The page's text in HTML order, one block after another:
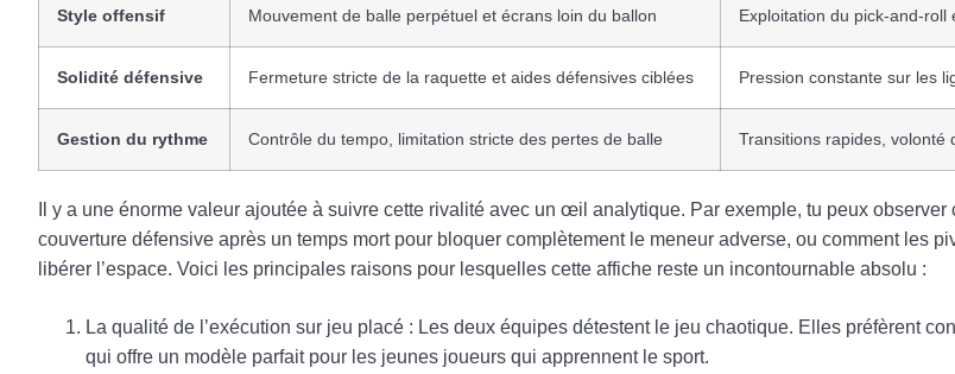
Style offensif Mouvement de balle perpétuel et écrans loin du ballon Exploitation du pick-and-
Solidité défensive Fermeture stricte de la raquette et aides défensives ciblées Pression constante sur les
Gestion du rythme Contrôle du tempo, limitation stricte des pertes de balle Transitions rapides, volonté
Il y a une énorme valeur ajoutée à suivre cette rivalité avec un œil analytique. Par exemple, tu peux
couverture défensive après un temps mort pour bloquer complètement le meneur adverse, ou comment les
libérer l’espace. Voici les principales raisons pour lesquelles cette affiche reste un incontournable absolu :
La qualité de l’exécution sur jeu placé : Les deux équipes détestent le jeu chaotique. Elles préfèrent
qui offre un modèle parfait pour les jeunes joueurs qui apprennent le sport.